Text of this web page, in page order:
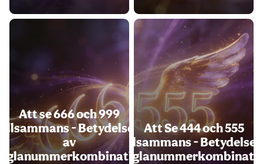
Att se 666 och 999
- Betydelsen
av
Att Se 444 och 555
Tillsammans - Betydelse